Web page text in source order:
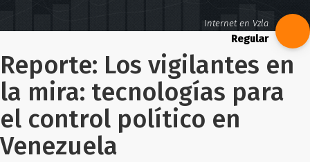
Internet en Vzla
Reporte: Los vigilantes en
la mira: tecnologías para
el control político en
Venezuela